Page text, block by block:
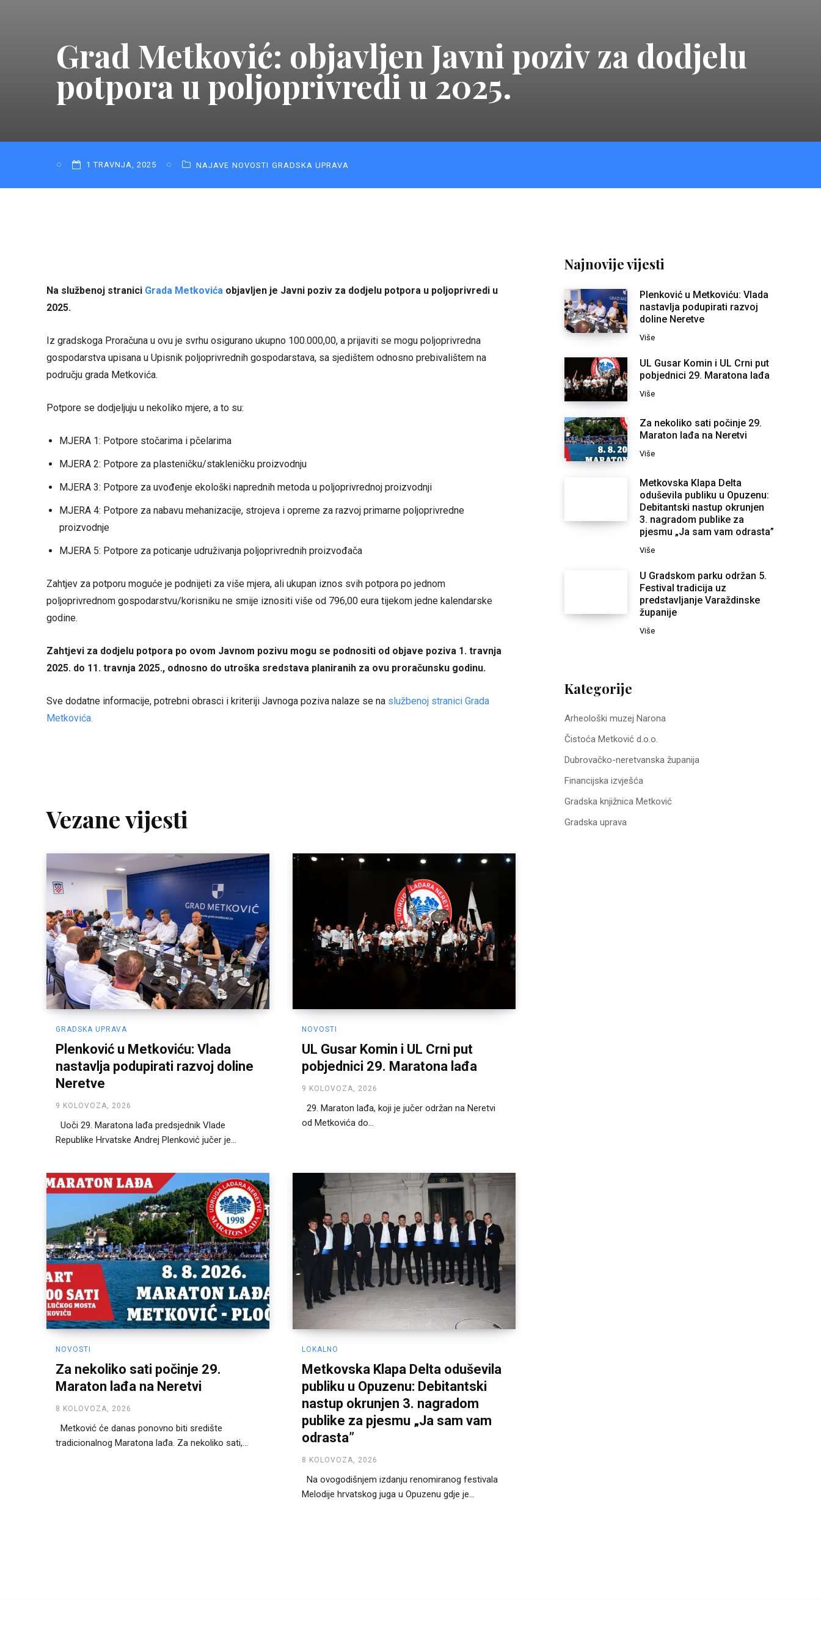
Grad Metković: objavljen Javni poziv za dodjelu
potpora u poljoprivredi u 2025.
1 TRAVNJA, 2025 NAJAVE NOVOSTI GRADSKA UPRAVA
Na službenoj stranici Grada Metkovića objavljen je Javni poziv za dodjelu potpora u poljoprivredi u
2025.
Iz gradskoga Proračuna u ovu je svrhu osigurano ukupno 100.000,00, a prijaviti se mogu poljoprivredna
gospodarstva upisana u Upisnik poljoprivrednih gospodarstava, sa sjedištem odnosno prebivalištem na
području grada Metkovića.
Potpore se dodjeljuju u nekoliko mjere, a to su:
MJERA 1: Potpore stočarima i pčelarima
MJERA 2: Potpore za plasteničku/stakleničku proizvodnju
MJERA 3: Potpore za uvođenje ekološki naprednih metoda u poljoprivrednoj proizvodnji
MJERA 4: Potpore za nabavu mehanizacije, strojeva i opreme za razvoj primarne poljoprivredne
proizvodnje
MJERA 5: Potpore za poticanje udruživanja poljoprivrednih proizvođača
Zahtjev za potporu moguće je podnijeti za više mjera, ali ukupan iznos svih potpora po jednom
poljoprivrednom gospodarstvu/korisniku ne smije iznositi više od 796,00 eura tijekom jedne kalendarske
godine.
Zahtjevi za dodjelu potpora po ovom Javnom pozivu mogu se podnositi od objave poziva 1. travnja
2025. do 11. travnja 2025., odnosno do utroška sredstava planiranih za ovu proračunsku godinu.
Sve dodatne informacije, potrebni obrasci i kriteriji Javnoga poziva nalaze se na službenoj stranici Grada
Metkovića.
Vezane vijesti
GRADSKA UPRAVA
Plenković u Metkoviću: Vlada
nastavlja podupirati razvoj doline
Neretve
9 KOLOVOZA, 2026
Uoči 29. Maratona lađa predsjednik Vlade
Republike Hrvatske Andrej Plenković jučer je...
NOVOSTI
UL Gusar Komin i UL Crni put
pobjednici 29. Maratona lađa
9 KOLOVOZA, 2026
od Metkovića do...
NOVOSTI
Za nekoliko sati počinje 29.
Maraton lađa na Neretvi
8 KOLOVOZA, 2026
Metković će danas ponovno biti središte
tradicionalnog Maratona lađa. Za nekoliko sati,...
LOKALNO
Metkovska Klapa Delta oduševila
publiku u Opuzenu: Debitantski
nastup okrunjen 3. nagradom
publike za pjesmu „Ja sam vam
odrasta”
8 KOLOVOZA, 2026
Melodije hrvatskog juga u Opuzenu gdje je...
Najnovije vijesti
Plenković u Metkoviću: Vlada
nastavlja podupirati razvoj
doline Neretve
Više
UL Gusar Komin i UL Crni put
pobjednici 29. Maratona lađa
Više
Za nekoliko sati počinje 29.
Maraton lađa na Neretvi
Više
Metkovska Klapa Delta
oduševila publiku u Opuzenu:
Debitantski nastup okrunjen
3. nagradom publike za
pjesmu „Ja sam vam odrasta”
Više
U Gradskom parku održan 5.
Festival tradicija uz
predstavljanje Varaždinske
županije
Više
Kategorije
Arheološki muzej Narona
Čistoća Metković d.o.o.
Dubrovačko-neretvanska županija
Financijska izvješća
Gradska knjižnica Metković
Gradska uprava